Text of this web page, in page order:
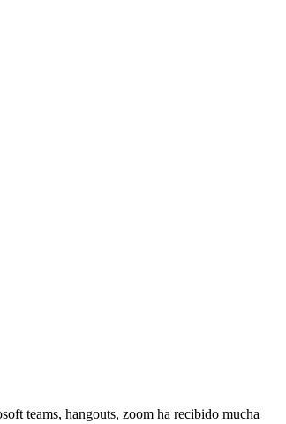
teams, hangouts, zoom ha recibido mucha